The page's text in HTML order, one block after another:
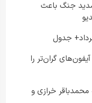
جنگ باعث
گران‌تر را
خرازی و